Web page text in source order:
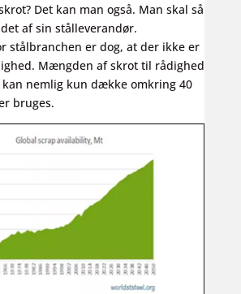
Det kan man også. Man skal så
af sin stålleverandør.
stålbranchen er dog, at der ikke er
Mængden af skrot til rådighed
nemlig kun dække omkring 40
bruges.